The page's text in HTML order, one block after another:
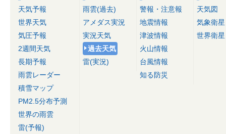
天気予報
世界天気
気圧予報
2週間天気
長期予報
雨雲レーダー
積雪マップ
PM2.5分布予測
世界の雨雲
雷(予報)
雨雲(過去)
アメダス実況
実況天気
過去天気
雷(実況)
警報・注意報
地震情報
津波情報
火山情報
台風情報
知る防災
天気図
気象衛星
世界衛星